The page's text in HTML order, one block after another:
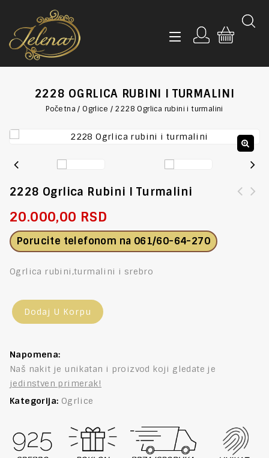
2228 OGRLICA RUBINI I TURMALINI
Početna /Ogrlice / 2228 Ogrlica rubini i turmalini
2228 Ogrlica Rubini I Turmalini
20.000,00 RSD
Porucite telefonom na 061/60-64-270
Ogrlica rubini,turmalini i srebro
Dodaj U Korpu
Napomena:
Naš nakit je unikatan i proizvod koji gledate je
jedinstven primerak!
Kategorija: Ogrlice